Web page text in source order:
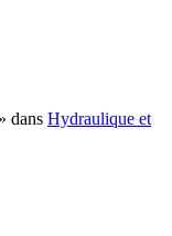
» dans Hydraulique et